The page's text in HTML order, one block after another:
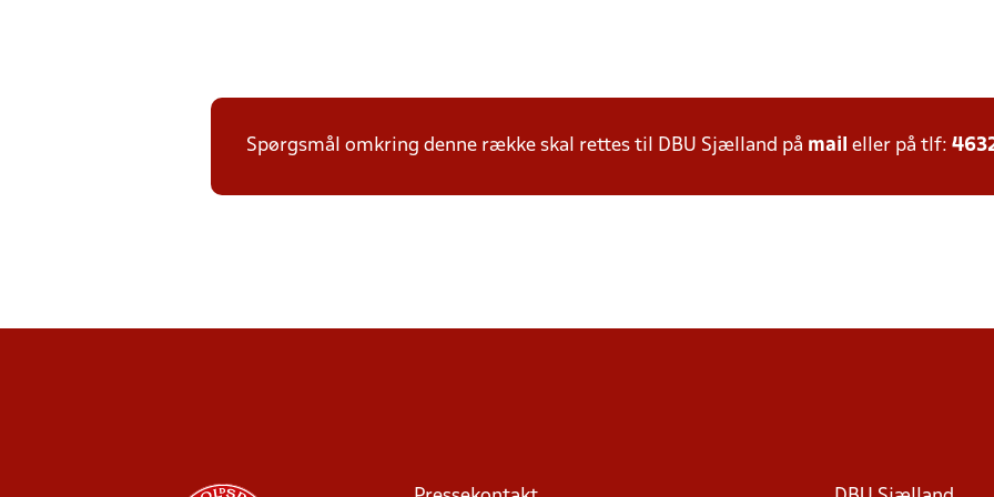
Spørgsmål omkring denne række skal rettes til DBU Sjælland på mail eller på tlf: